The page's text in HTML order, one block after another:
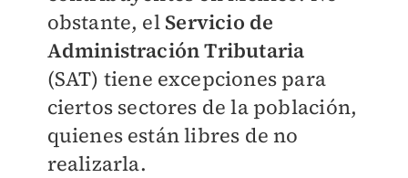
obstante, el Servicio de
Administración Tributaria
(SAT) tiene excepciones para
ciertos sectores de la población,
quienes están libres de no
realizarla.